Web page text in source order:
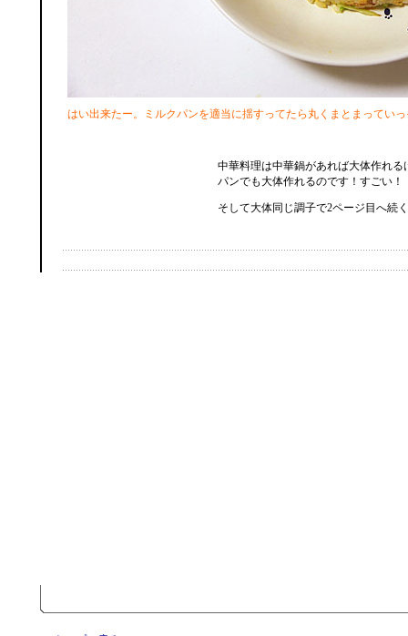
はい出来たー。ミルクパンを適当に揺すってたら丸くまとまってい
中華料理は中華鍋があれば大体作れる
パンでも大体作れるのです！すごい！
そして大体同じ調子で2ページ目へ続